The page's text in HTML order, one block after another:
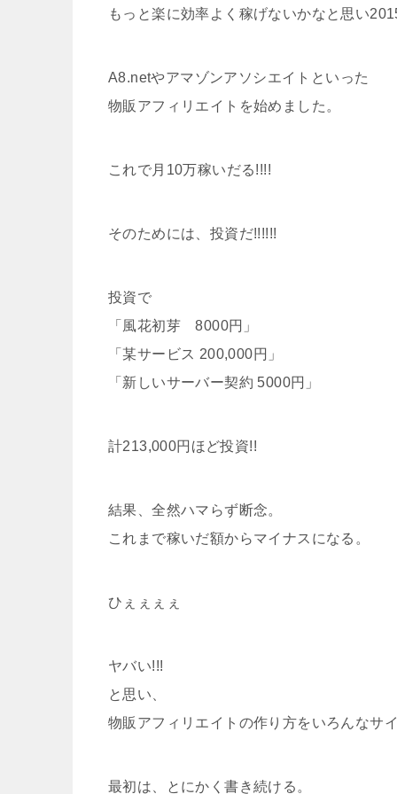
もっと楽に効率よく稼げないかなと思い
A8.netやアマゾンアソシエイトといった
物販アフィリエイトを始めました。
これで月10万稼いだる!!!!
そのためには、投資だ!!!!!!
投資で
「風花初芽 8000円」
「某サービス 200,000円」
「新しいサーバー契約 5000円」
計213,000円ほど投資!!
結果、全然ハマらず断念。
これまで稼いだ額からマイナスになる。
ひぇぇぇぇ
ヤバい!!!
と思い、
物販アフィリエイトの作り方をいろんなサイ
最初は、とにかく書き続ける。